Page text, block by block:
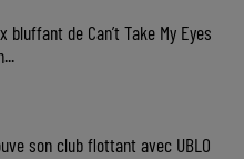
bluffant de Can’t Take My Eyes
son club flottant avec UBLO